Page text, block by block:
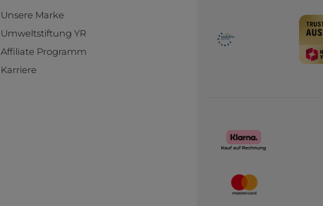
Unsere Marke
Umweltstiftung YR
Affiliate Programm
Karriere